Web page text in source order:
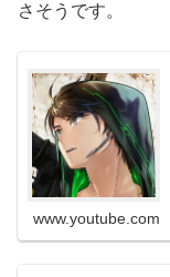
さそうです。
www.youtube.com